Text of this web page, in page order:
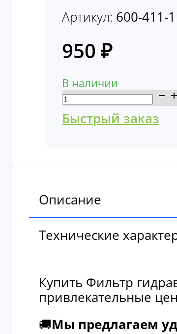
Артикул: 600-411-
950₽
В наличии
Количество
товара
Фильтр
411-
1140
Быстрый заказ
Описание
Технические
Купить Фильтр
привлекательные
🚚Мы предлагаем